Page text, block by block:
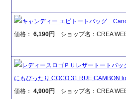
キャンディー エピトートバッグ
価格：6,190円 ショップ名：CREA
レディースロゴＰＵレザートートバ
にもぴったり COCO 31 RUE CAMBON
価格：4,900円 ショップ名：CREA